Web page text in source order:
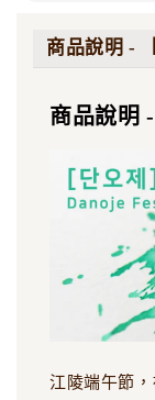
商品說明 -
商品說明
江陵端午節